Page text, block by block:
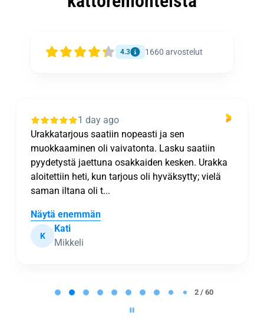
4.3 1660 arvostelut
1 day ago
Urakkatarjous saatiin nopeasti ja sen
muokkaaminen oli vaivatonta. Lasku saatiin
pyydetystä jaettuna osakkaiden kesken. Urakka
aloitettiin heti, kun tarjous oli hyväksytty; vielä
saman iltana oli t...
Näytä enemmän
K
Kati
Mikkeli
2 / 60